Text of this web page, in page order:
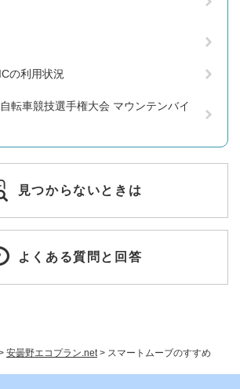
安曇野エコプラン.net > スマートムーブのすすめ
の利用状況
転車競技選手権大会 マウンテンバイ
見つからないときは
よくある質問と回答